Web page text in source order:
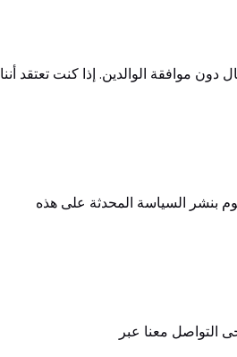
شخصية من الأطفال دون موافقة الوالدين. إذا كنت تعتقد أننا
بنشر السياسة المحدثة على هذه
التواصل معنا عبر